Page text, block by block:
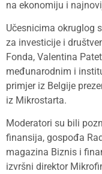
na ekonomiju i
Učesnicima okruglog
za investicije i
Fonda, Valentina
međunarodnim i
primjer iz Belgije
iz Mikrostarta.
Moderatori su bili
finansija, gospođa
magazina Biznis i
izvršni direktor